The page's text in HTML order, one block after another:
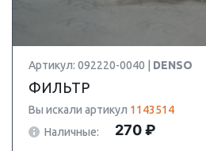
Артикул: 092220-0040 | DENSO
ФИЛЬТР
Вы искали артикул 1143514
Наличные:
270 ₽